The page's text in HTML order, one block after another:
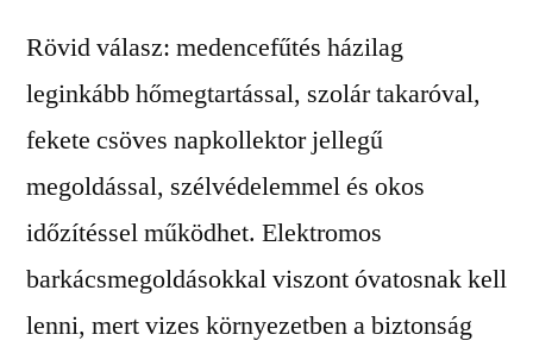
Rövid válasz: medencefűtés házilag
leginkább hőmegtartással, szolár takaróval,
fekete csöves napkollektor jellegű
megoldással, szélvédelemmel és okos
időzítéssel működhet. Elektromos
barkácsmegoldásokkal viszont óvatosnak kell
lenni, mert vizes környezetben a biztonság